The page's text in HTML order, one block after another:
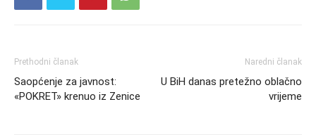
Prethodni članak
Saopćenje za javnost:
«POKRET» krenuo iz Zenice
Naredni članak
U BiH danas pretežno oblačno
vrijeme